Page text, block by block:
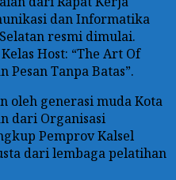
dan Informatika
resmi dimulai.
Host: “The Art Of
Pesan Tanpa Batas”.
oleh generasi muda Kota
dari Organisasi
Pemprov Kalsel
dari lembaga pelatihan